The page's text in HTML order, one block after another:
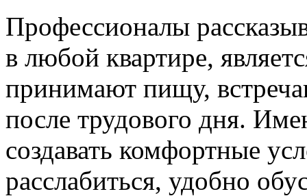
Профессионалы
в любой квартире,
принимают пищу,
после трудового дня.
создавать комфортные
расслабиться, удобно